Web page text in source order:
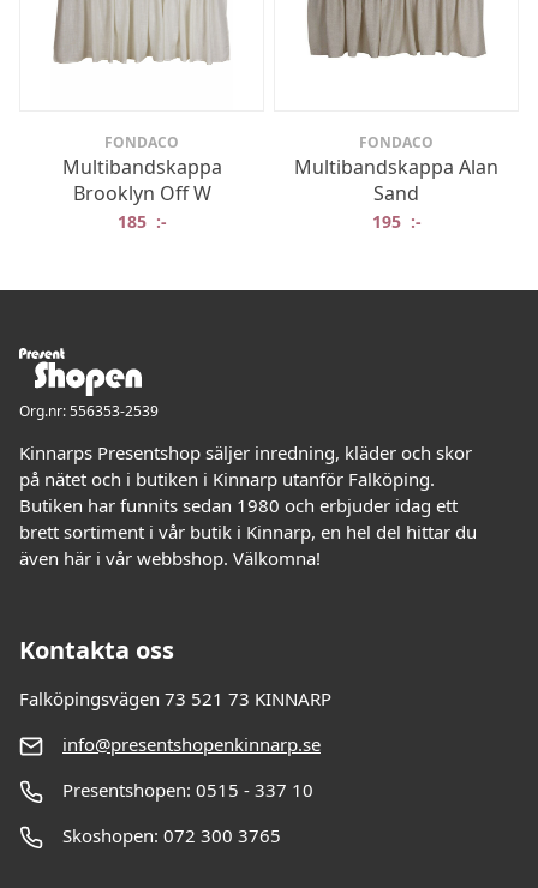
FONDACO
Multibandskappa
Brooklyn Off W
185 :-
FONDACO
Multibandskappa Alan
Sand
195 :-
Org.nr: 556353-2539
Kinnarps Presentshop säljer inredning, kläder och skor
på nätet och i butiken i Kinnarp utanför Falköping.
Butiken har funnits sedan 1980 och erbjuder idag ett
brett sortiment i vår butik i Kinnarp, en hel del hittar du
även här i vår webbshop. Välkomna!
Kontakta oss
Falköpingsvägen 73 521 73 KINNARP
info@presentshopenkinnarp.se
Presentshopen: 0515 - 337 10
Skoshopen: 072 300 3765